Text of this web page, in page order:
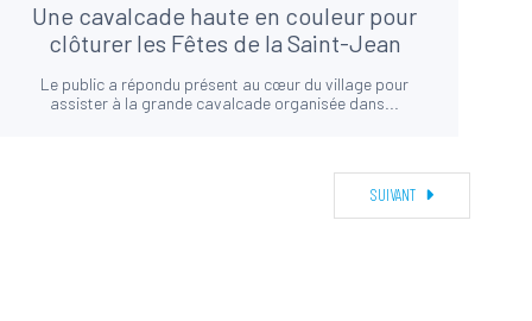
Une cavalcade haute en couleur pour
clôturer les Fêtes de la Saint-Jean
Le public a répondu présent au cœur du village pour
assister à la grande cavalcade organisée dans...
SUIVANT